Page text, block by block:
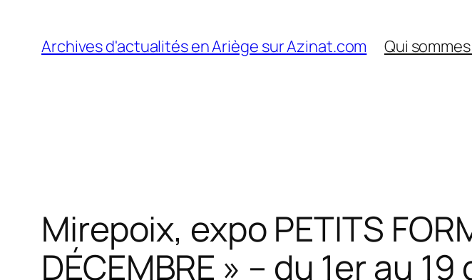
contenu
Archives d'actualités en Ariège sur Azinat.com Qui
Mirepoix, expo PETITS
DÉCEMBRE » – du 1er au